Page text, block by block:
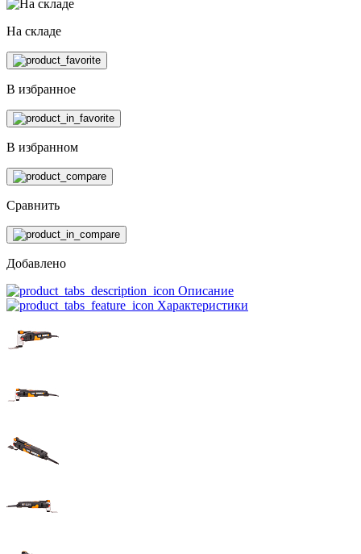
На складе
В избранное
В избранном
Сравнить
Добавлено
Описание
Характеристики